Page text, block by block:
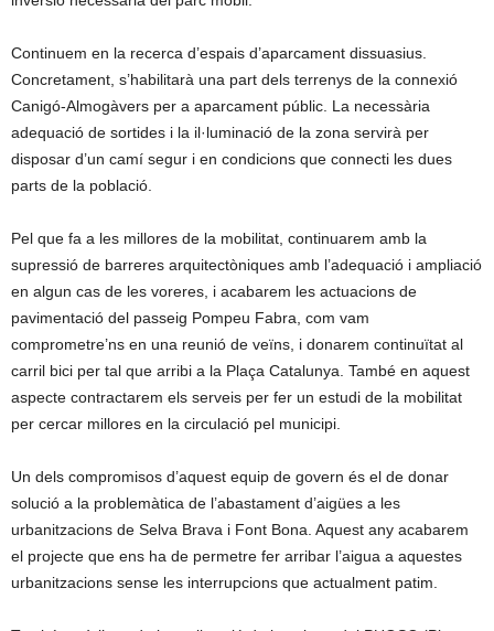
Continuem en la recerca d’espais d’aparcament dissuasius.
Concretament, s’habilitarà una part dels terrenys de la connexió
Canigó-Almogàvers per a aparcament públic. La necessària
adequació de sortides i la il·luminació de la zona servirà per
disposar d’un camí segur i en condicions que connecti les dues
parts de la població.
Pel que fa a les millores de la mobilitat, continuarem amb la
supressió de barreres arquitectòniques amb l’adequació i ampliació
en algun cas de les voreres, i acabarem les actuacions de
pavimentació del passeig Pompeu Fabra, com vam
comprometre’ns en una reunió de veïns, i donarem continuïtat al
carril bici per tal que arribi a la Plaça Catalunya. També en aquest
aspecte contractarem els serveis per fer un estudi de la mobilitat
per cercar millores en la circulació pel municipi.
Un dels compromisos d’aquest equip de govern és el de donar
solució a la problemàtica de l’abastament d’aigües a les
urbanitzacions de Selva Brava i Font Bona. Aquest any acabarem
el projecte que ens ha de permetre fer arribar l’aigua a aquestes
urbanitzacions sense les interrupcions que actualment patim.